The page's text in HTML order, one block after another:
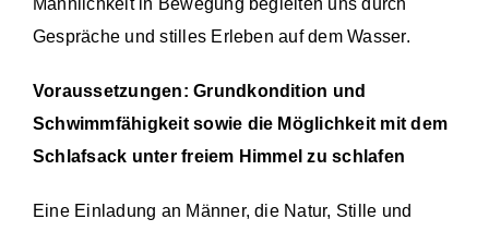
Gespräche und stilles Erleben auf dem Wasser.
Voraussetzungen: Grundkondition und
Schwimmfähigkeit sowie die Möglichkeit mit dem
Schlafsack unter freiem Himmel zu schlafen
Eine Einladung an Männer, die Natur, Stille und